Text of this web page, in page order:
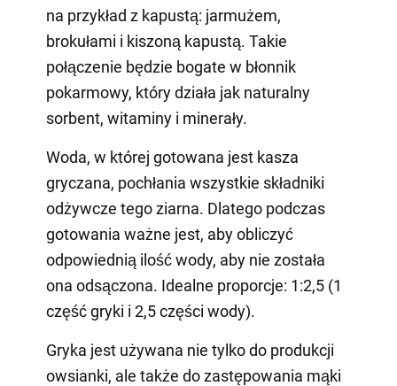
na przykład z kapustą: jarmużem,
brokułami i kiszoną kapustą. Takie
połączenie będzie bogate w błonnik
pokarmowy, który działa jak naturalny
sorbent, witaminy i minerały.
Woda, w której gotowana jest kasza
gryczana, pochłania wszystkie składniki
odżywcze tego ziarna. Dlatego podczas
gotowania ważne jest, aby obliczyć
odpowiednią ilość wody, aby nie została
ona odsączona. Idealne proporcje: 1:2,5 (1
część gryki i 2,5 części wody).
Gryka jest używana nie tylko do produkcji
owsianki, ale także do zastępowania mąki